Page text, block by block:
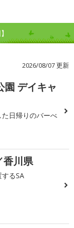
2026/08/07 更新
園 デイキャ
日帰りのバーべ
香川県
るSA